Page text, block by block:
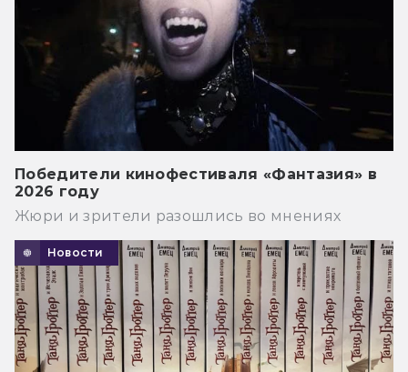
Победители кинофестиваля «Фантазия» в
2026 году
Жюри и зрители разошлись во мнениях
Новости